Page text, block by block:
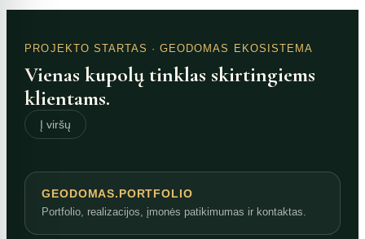
PROJEKTO STARTAS · GEODOMAS EKOSISTEMA
Vienas kupolų tinklas skirtingiems
klientams.
Į viršų
GEODOMAS.PORTFOLIO
Portfolio, realizacijos, įmonės patikimumas ir kontaktas.